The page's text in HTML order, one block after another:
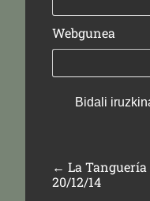
Webgunea
← La Tanguería
20/12/14